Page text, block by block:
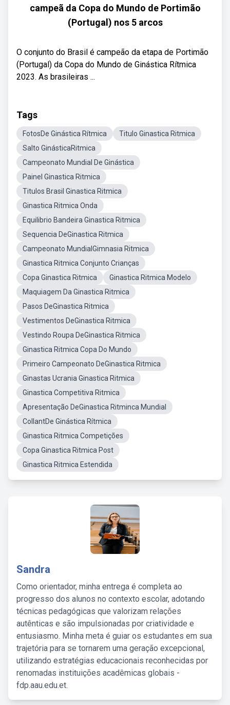
campeã da Copa do Mundo de Portimão
(Portugal) nos 5 arcos
O conjunto do Brasil é campeão da etapa de Portimão
(Portugal) da Copa do Mundo de Ginástica Rítmica
2023. As brasileiras ...
Tags
FotosDe Ginástica Rítmica
Titulo Ginastica Ritmica
Salto GinásticaRitmica
Campeonato Mundial De Ginástica
Painel Ginastica Ritmica
Titulos Brasil Ginastica Ritmica
Ginastica Ritmica Onda
Equilibrio Bandeira Ginastica Ritmica
Sequencia DeGinastica Ritmica
Campeonato MundialGimnasia Ritmica
Ginastica Ritmica Conjunto Crianças
Copa Ginastica Ritmica
Ginastica Ritmica Modelo
Maquiagem Da Ginastica Ritmica
Pasos DeGinastica Ritmica
Vestimentos DeGinastica Ritmica
Vestindo Roupa DeGinastica Ritmica
Ginastica Ritmica Copa Do Mundo
Primeiro Campeonato DeGinastica Ritmica
Ginastas Ucrania Ginastica Ritmica
Ginastica Competitiva Ritmica
Apresentação DeGinastica Ritminca Mundial
CollantDe Ginástica Rítmica
Ginastica Ritmica Competições
Copa Ginastica Ritmica Post
Ginastica Ritmica Estendida
Sandra
Como orientador, minha entrega é completa ao
progresso dos alunos no contexto escolar, adotando
técnicas pedagógicas que valorizam relações
autênticas e são impulsionadas por criatividade e
entusiasmo. Minha meta é guiar os estudantes em sua
trajetória para se tornarem uma geração excepcional,
utilizando estratégias educacionais reconhecidas por
renomadas instituições acadêmicas globais -
fdp.aau.edu.et.